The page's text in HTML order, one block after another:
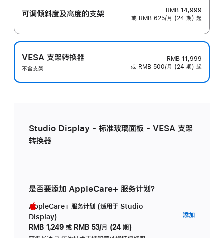
可调倾斜度及高‍度的支‍架
RMB 14,999
或 RMB 625/月 (24 期) 起
VESA 支架转换器
不含支架
RMB 11,999
或 RMB 500/月 (24 期) 起
Studio Display - 标准玻璃面板 - VESA 支架
转换器
是否要添加 AppleCare+ 服务计划？
AppleCare+ 服务计划 (适用于 Studio
Display)
RMB 1,249 或 RMB 53/月 (24 期)
添加